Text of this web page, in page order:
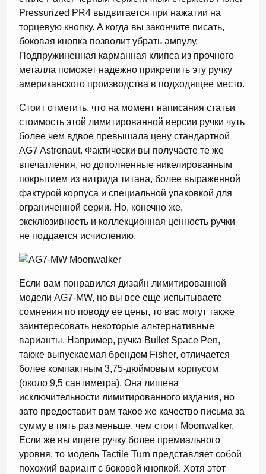
Pressurized PR4 выдвигается при нажатии на
торцевую кнопку. А когда вы закончите писать,
боковая кнопка позволит убрать ампулу.
Подпружиненная карманная клипса из прочного
металла поможет надежно прикрепить эту ручку
американского производства в подходящее место.
Стоит отметить, что на момент написания статьи
стоимость этой лимитированной версии ручки чуть
более чем вдвое превышала цену стандартной
AG7 Astronaut. Фактически вы получаете те же
впечатления, но дополненные никелированным
покрытием из нитрида титана, более выраженной
фактурой корпуса и специальной упаковкой для
ограниченной серии. Но, конечно же,
эксклюзивность и коллекционная ценность ручки
не поддается исчислению.
Если вам понравился дизайн лимитированной
модели AG7-MW, но вы все еще испытываете
сомнения по поводу ее цены, то вас могут также
заинтересовать некоторые альтернативные
варианты. Например, ручка Bullet Space Pen,
также выпускаемая брендом Fisher, отличается
более компактным 3,75-дюймовым корпусом
(около 9,5 сантиметра). Она лишена
исключительности лимитированного издания, но
зато предоставит вам такое же качество письма за
сумму в пять раз меньше, чем стоит Moonwalker.
Если же вы ищете ручку более премиального
уровня, то модель Tactile Turn представляет собой
похожий вариант с боковой кнопкой. Хотя этот